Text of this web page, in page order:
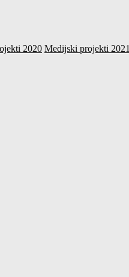
2020 Medijski projekti 2021